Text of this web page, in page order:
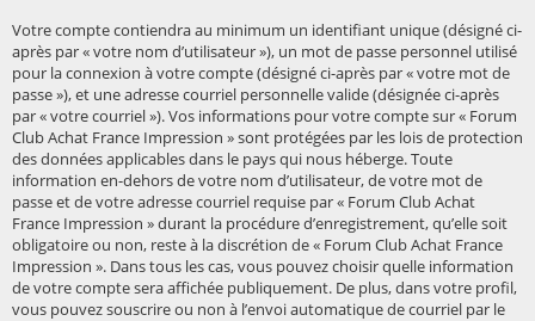
Votre compte contiendra au minimum un identifiant unique (désigné ci-
après par « votre nom d’utilisateur »), un mot de passe personnel utilisé
pour la connexion à votre compte (désigné ci-après par « votre mot de
passe »), et une adresse courriel personnelle valide (désignée ci-après
par « votre courriel »). Vos informations pour votre compte sur « Forum
Club Achat France Impression » sont protégées par les lois de protection
des données applicables dans le pays qui nous héberge. Toute
information en-dehors de votre nom d’utilisateur, de votre mot de
passe et de votre adresse courriel requise par « Forum Club Achat
France Impression » durant la procédure d’enregistrement, qu’elle soit
obligatoire ou non, reste à la discrétion de « Forum Club Achat France
Impression ». Dans tous les cas, vous pouvez choisir quelle information
de votre compte sera affichée publiquement. De plus, dans votre profil,
vous pouvez souscrire ou non à l’envoi automatique de courriel par le